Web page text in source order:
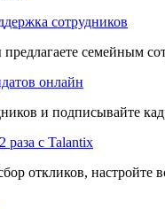
сотрудников
семейным
онлайн
и подписывайте
раза с Talantix
откликов, настройте